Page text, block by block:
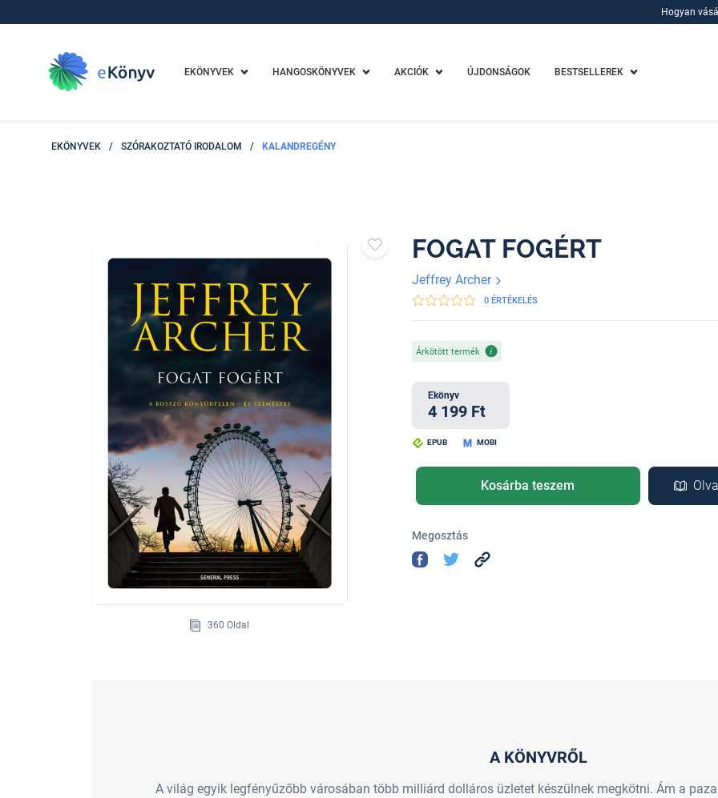
Hogyan
EKÖNYVEK HANGOSKÖNYVEK AKCIÓK ÚJDONSÁGOK BESTSELLEREK
EKÖNYVEK / SZÓRAKOZTATÓ IRODALOM / KALANDREGÉNY
360 Oldal
FOGAT FOGÉRT
Jeffrey Archer
0 ÉRTÉKELÉS
Árkötött termék
Ekönyv
4 199 Ft
EPUB MOBI
Kosárba teszem
Megosztás
A KÖNYVRŐL
A világ egyik legfényűzőbb városában több milliárd dolláros üzletet készülnek megkötni. Ám a